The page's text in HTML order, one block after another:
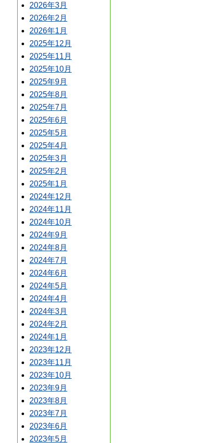
2026年3月
2026年2月
2026年1月
2025年12月
2025年11月
2025年10月
2025年9月
2025年8月
2025年7月
2025年6月
2025年5月
2025年4月
2025年3月
2025年2月
2025年1月
2024年12月
2024年11月
2024年10月
2024年9月
2024年8月
2024年7月
2024年6月
2024年5月
2024年4月
2024年3月
2024年2月
2024年1月
2023年12月
2023年11月
2023年10月
2023年9月
2023年8月
2023年7月
2023年6月
2023年5月